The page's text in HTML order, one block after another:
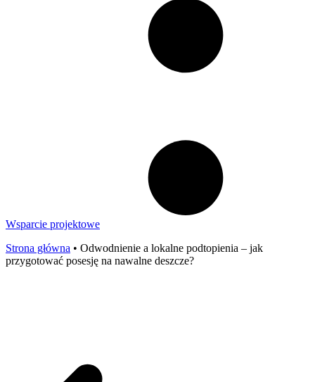
Wsparcie projektowe
Strona główna • Odwodnienie a lokalne podtopienia – jak
przygotować posesję na nawalne deszcze?